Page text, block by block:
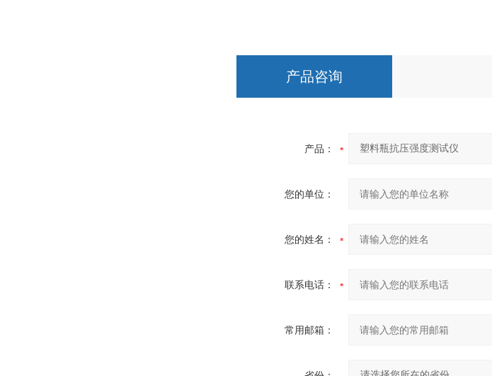
产品咨询
产品：
您的单位：
您的姓名：
联系电话：
常用邮箱：